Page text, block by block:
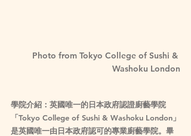
Photo from Tokyo College of Sushi &
Washoku London
學院介紹：英國唯一的日本政府認證廚藝學院
「Tokyo College of Sushi & Washoku London」
是英國唯一由日本政府認可的專業廚藝學院。畢